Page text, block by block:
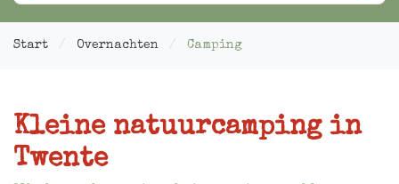
Start Overnachten Camping
Kleine natuurcamping in
Twente